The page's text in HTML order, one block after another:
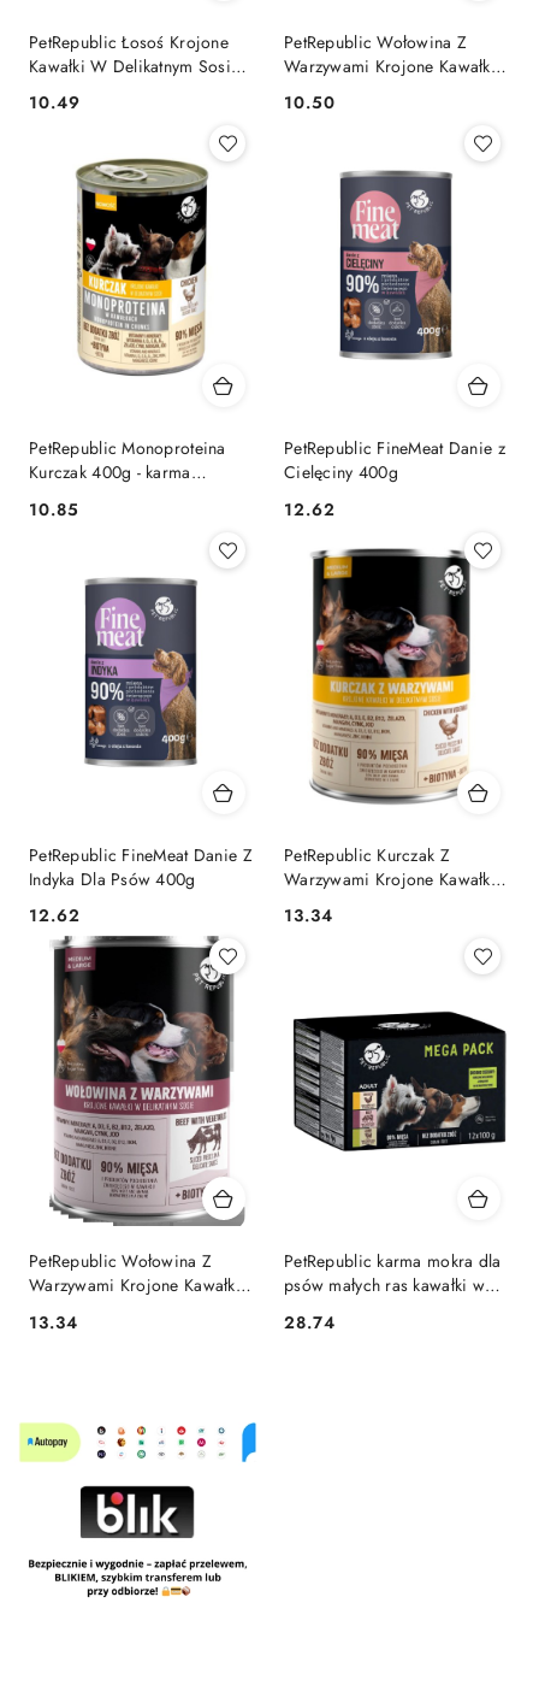
PetRepublic Łosoś Krojone
Kawałki W Delikatnym Sosie
400g
Cena:
10.49
PetRepublic Wołowina Z
Warzywami Krojone Kawałki
W Delikatnym Sosie 400g
Cena:
10.50
PetRepublic Monoproteina
Kurczak 400g - karma
Cena:
10.85
PetRepublic FineMeat Danie z
Cielęciny 400g
Cena:
12.62
PetRepublic FineMeat Danie Z
Indyka Dla Psów 400g
Cena:
12.62
PetRepublic Kurczak Z
Warzywami Krojone Kawałki
Cena:
13.34
PetRepublic Wołowina Z
Warzywami Krojone Kawałki
Cena:
13.34
PetRepublic karma mokra dla
psów małych ras kawałki w
smaków 12x100g
Cena:
28.74